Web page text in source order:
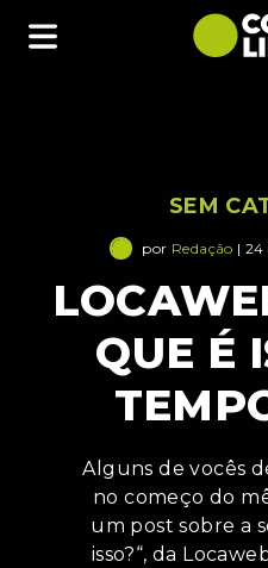
SEM
por Redação | 24
QUE É
Alguns de vocês
no começo do
um post sobre a
isso?“, da